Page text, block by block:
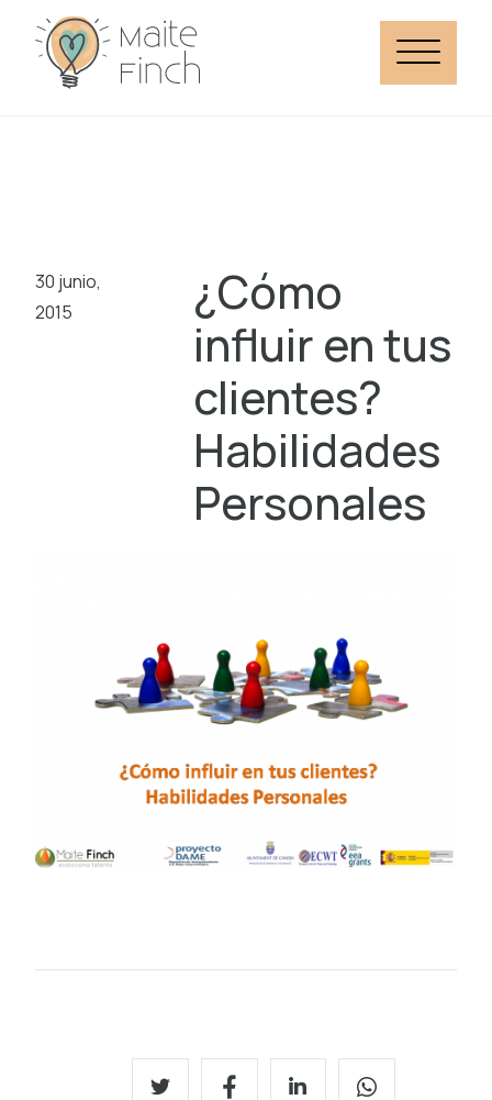
30 junio,
2015
¿Cómo
influir en tus
clientes?
Habilidades
Personales